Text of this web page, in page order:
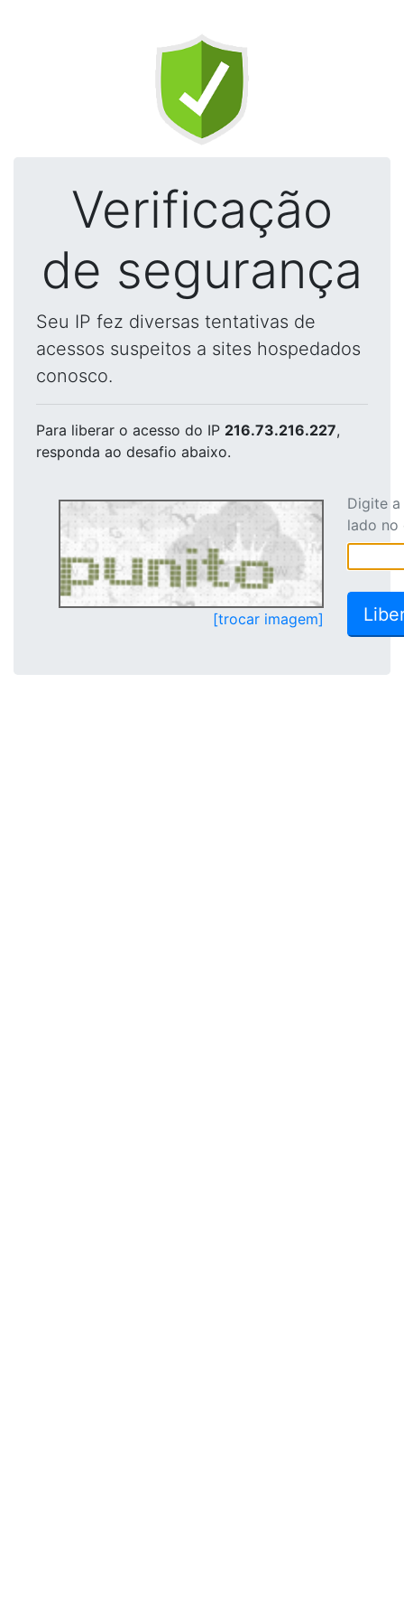
Verificação
de segurança
Seu IP fez diversas tentativas de
acessos suspeitos a sites hospedados
conosco.
Para liberar o acesso do IP 216.73.216.227,
responda ao desafio abaixo.
[trocar imagem]
Digite
lado no